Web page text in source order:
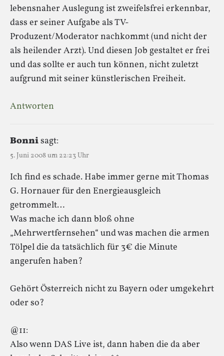
lebensnaher Auslegung ist zweifelsfrei erkennbar,
dass er seiner Aufgabe als TV-
Produzent/Moderator nachkommt (und nicht der
als heilender Arzt). Und diesen Job gestaltet er frei
und das sollte er auch tun können, nicht zuletzt
aufgrund mit seiner künstlerischen Freiheit.
Antworten
Bonnisagt:
5. Juni 2008 um 22:23 Uhr
Ich find es schade. Habe immer gerne mit Thomas
G. Hornauer für den Energieausgleich
getrommelt…
Was mache ich dann bloß ohne
„Mehrwertfernsehen“ und was machen die armen
Tölpel die da tatsächlich für 3€ die Minute
angerufen haben?
Gehört Österreich nicht zu Bayern oder umgekehrt
oder so?
@11:
Also wenn DAS Live ist, dann haben die da aber